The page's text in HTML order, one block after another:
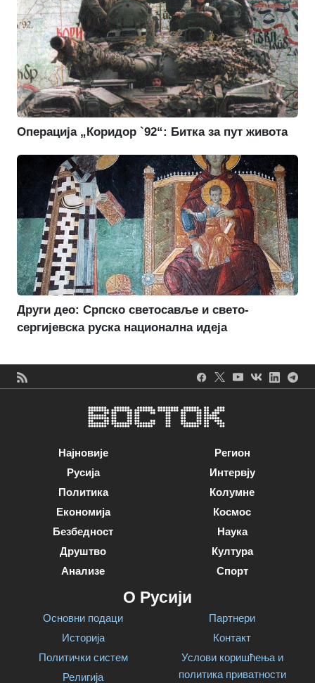
Операција „Коридор `92“: Битка за пут живота
Други део: Српско светосавље и свето-
сергијевска руска национална идеја
Најновије
Русија
Политика
Економија
Безбедност
Друштво
Анализе
Регион
Интервју
Колумне
Космос
Наука
Култура
Спорт
О Русији
Основни подаци
Историја
Политички систем
Религија
Партнери
Контакт
Услови коришћења и
политика приватности